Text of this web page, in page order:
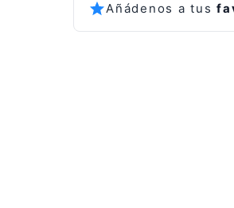
Añádenos a tus